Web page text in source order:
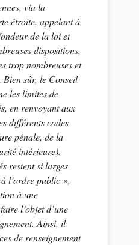
via la
étroite, appelant à
de la loi et
dispositions,
trop nombreuses et
les limites de
en renvoyant aux
différents codes
pénale, de la
intérieure).
restent si larges
l’ordre public»,
à une
l’objet d’une
Ainsi, il
de renseignement